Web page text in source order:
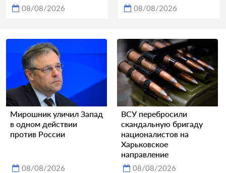
08/08/2026 08/08/2026
Мирошник уличил Запад
в одном действии
против России
08/08/2026
ВСУ перебросили
скандальную бригаду
националистов на
Харьковское
направление
08/08/2026